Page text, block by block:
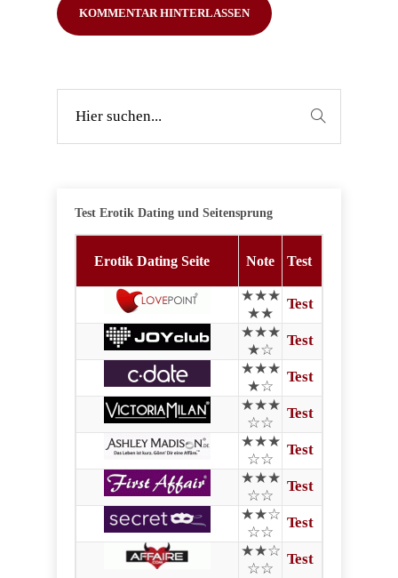
Test Erotik Dating und Seitensprung
Erotik Dating Seite Note Test
★★★
★★
Test
★★★
★☆
Test
★★★
★☆
Test
★★★
☆☆
Test
★★★
☆☆
Test
★★★
☆☆
Test
★★☆
☆☆
Test
★★☆
☆☆
Test